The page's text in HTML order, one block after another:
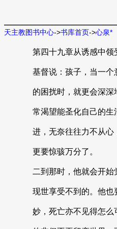
天主教图书中心->书库首页->心泉*
第四十九章从诱感中领
基督说：孩子，当一个
的困扰时，就更会深深
常渴望能圣化自己的生
进，无奈往往力不从心
更要惊骇万分了。
二到那时，他就会开始
现世享受不到的。他也
妙，死亡亦不见得怎么